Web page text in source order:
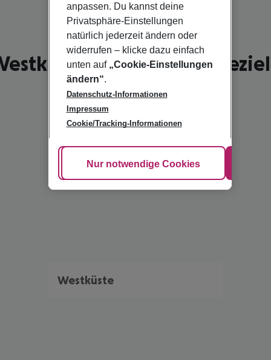
- schönste
Westküste
anpassen. Du kannst deine
Privatsphäre-Einstellungen
natürlich jederzeit ändern oder
widerrufen – klicke dazu einfach
unten auf „Cookie-Einstellungen
ändern“.
Datenschutz-Informationen
Impressum
Cookie/Tracking-Informationen
Cookie anpassen
Nur notwendige Cookies